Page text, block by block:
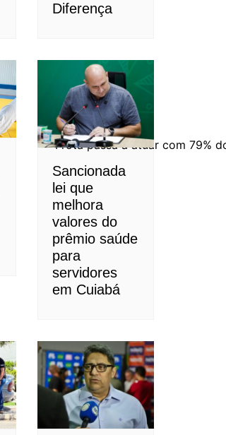
Frota passa a atuar com 79%
Diferença
Sancionada
lei que
melhora
valores do
prêmio saúde
para
servidores
em Cuiabá